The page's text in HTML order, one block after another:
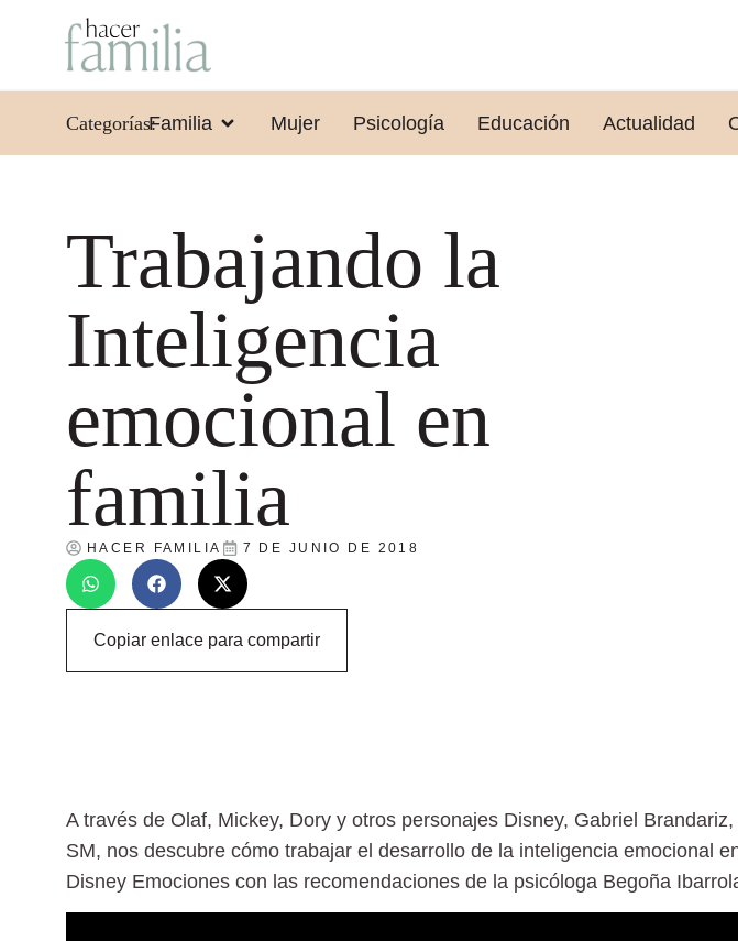
Categorías:Familia Mujer Psicología Educación Actualidad
Trabajando la
Inteligencia
emocional en
familia
HACER FAMILIA 7 DE JUNIO DE 2018
Copiar enlace para compartir
A través de Olaf, Mickey, Dory y otros personajes Disney, Gabriel
SM, nos descubre cómo trabajar el desarrollo de la inteligencia emocional
Disney Emociones con las recomendaciones de la psicóloga Begoña